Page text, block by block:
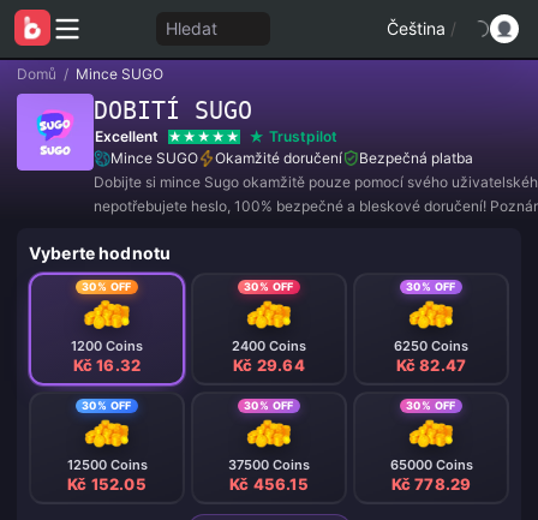
Hledat Čeština /
Domů / Mince SUGO
DOBITÍ SUGO
Excellent
Trustpilot
Mince SUGO
Okamžité doručení
Bezpečná platba
Dobijte si mince Sugo okamžitě pouze pomocí svého
nepotřebujete heslo, 100% bezpečné a bleskové doručení!
Vyberte hodnotu
30% OFF
1200 Coins
Kč 16.32
30% OFF
2400 Coins
Kč 29.64
30% OFF
6250 Coins
Kč 82.47
30% OFF
12500 Coins
Kč 152.05
30% OFF
37500 Coins
Kč 456.15
30% OFF
65000 Coins
Kč 778.29